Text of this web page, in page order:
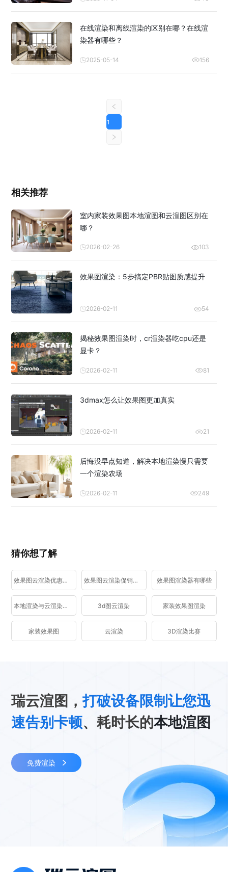
在线渲染和离线渲染的区别在哪？在线渲
染器有哪些？
2025-05-14 156
1
相关推荐
室内家装效果图本地渲图和云渲图区别在
哪？
2026-02-26 103
效果图渲染：5步搞定PBR贴图质感提升
2026-02-11 54
揭秘效果图渲染时，cr渲染器吃cpu还是
显卡？
2026-02-11 81
3dmax怎么让效果图更加真实
2026-02-11 21
后悔没早点知道，解决本地渲染慢只需要
一个渲染农场
2026-02-11 249
猜你想了解
效果图云渲染优惠活动 效果图云渲染促销活动 效果图渲染器有哪些
本地渲染与云渲染区别 3d图云渲染 家装效果图渲染
家装效果图 云渲染 3D渲染比赛
瑞云渲图，打破设备限制让您迅
速告别卡顿、耗时长的本地渲图
免费渲染